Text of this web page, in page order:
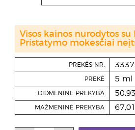
PREKĖS NR.
PREKĖ 5 ml
DIDMENINĖ PREKYBA
MAŽMENINĖ PREKYBA
Visos kainos nurodytos su
Pristatymo mokesčiai